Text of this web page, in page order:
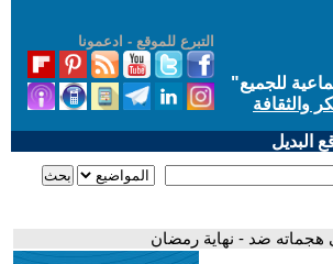
التبرع للموقع - ادعمونا
للجميع"
والثقافة
البديل
ضد - نهاية رمضان